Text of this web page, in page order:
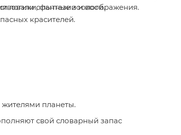
логики, фантазии и воображения.
опытные зоологи.
красителей.
планеты.
свой словарный запас